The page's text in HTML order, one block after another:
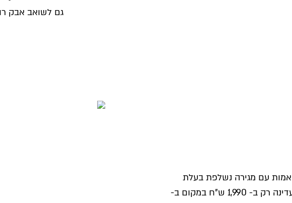
גם לשואב אבק
עם מגירה נשלפת בעלת
מנגנון חדשני לטריקה שקטה ועדינה רק ב- 1,990 ש"ח במקום ב-